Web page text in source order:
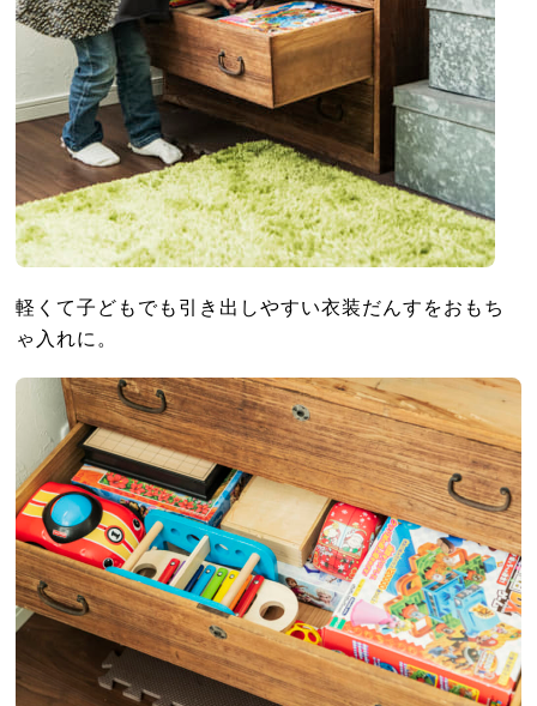
軽くて子どもでも引き出しやすい衣装だんすをおもち
ゃ入れに。